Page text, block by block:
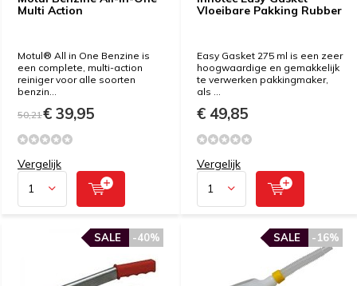
Multi Action
Motul® All in One Benzine is
een complete, multi-action
reiniger voor alle soorten
benzin...
50,21€ 39,95
Vergelijk
Vloeibare Pakking Rubber
Easy Gasket 275 ml is een zeer
hoogwaardige en gemakkelijk
te verwerken pakkingmaker,
als ...
€ 49,85
Vergelijk
-40%
SALE -16%
SALE